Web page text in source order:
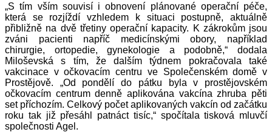
„S tím vším souvisí i obnovení plánované operační péče,
která se rozjíždí vzhledem k situaci postupně, aktuálně
přibližně na dvě třetiny operační kapacity. K zákrokům jsou
zváni pacienti napříč medicínskými obory, například
chirurgie, ortopedie, gynekologie a podobně,“ dodala
Miloševská s tím, že dalším týdnem pokračovala také
vakcinace v očkovacím centru ve Společenském domě v
Prostějově. „Od pondělí do pátku byla v prostějovském
očkovacím centrum denně aplikována vakcína zhruba pěti
set příchozím. Celkový počet aplikovaných vakcín od začátku
roku tak již přesáhl patnáct tisíc,“ spočítala tisková mluvčí
společnosti Agel.